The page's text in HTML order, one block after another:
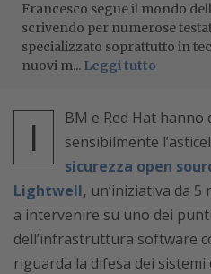
Francesco segue il mondo
scrivendo per numerose
specializzato soprattutto in
nuovi m... Leggi tutto
I
BM e Red Hat hanno
sensibilmente
sicurezza open
Lightwell, un’iniziativa da
a intervenire su uno dei
dell’infrastruttura software
riguarda la difesa dei